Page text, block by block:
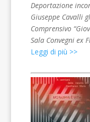
Deportazione
Giuseppe Cavalli
Comprensivo
Sala Convegni ex
Leggi di più >>